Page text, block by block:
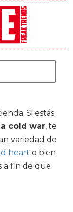
Si estás
cold war, te
variedad de
heart o bien
a fin de que